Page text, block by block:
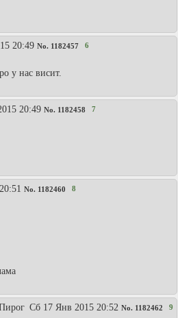
20:49 No. 1182457 6
у нас висит.
20:49 No. 1182458 7
No. 1182460 8
Сб 17 Янв 2015 20:52 No. 1182462 9